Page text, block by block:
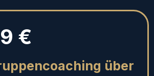
€
über